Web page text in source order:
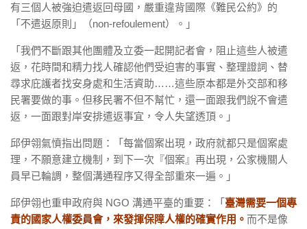
有三個人被強迫遣返回母國，嚴重違背國際《難民公約》的
「不遣返原則」（non-refoulement）。」
「我們不斷跟其他團體及立委一起開記者會，阻止這些人被遣
返，花時間和精力找人確認他們受迫害的事實、整理證詞、替
尋求庇護者找安身處和生活資助……這些原本都是外交部和移
民署要做的事。但移民署不但不幫忙，還一面跟我們說不會遣
返，一面跟對岸安排遣返事宜，令人失望透頂。」
邱伊翎氣憤指出問題：「每當個案出現，政府就都只是個案處
理，不願意建立機制，到下一次『個案』再出現，公家機關人
員早已輪調，整個溝通程序又得全部重來一遍。」
邱伊翎也重申政府與 NGO 溝通平臺的重要：「 臺灣需要一個專
責的國家人權委員會，來發揮保障人權的確實作用。 而不是像